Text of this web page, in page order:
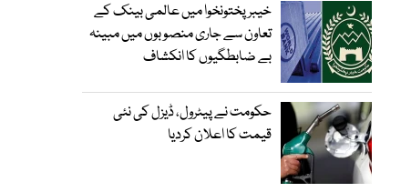
خیبرپختونخوا میں عالمی بینک کے
تعاون سے جاری منصوبوں میں مبینہ
بے ضابطگیوں کا انکشاف
حکومت نے پیٹرول، ڈیزل کی نئی
قیمت کا اعلان کردیا